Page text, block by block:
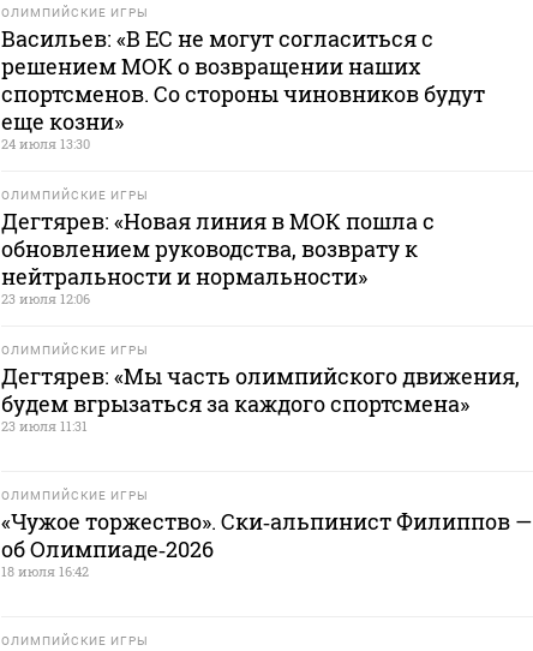
ОЛИМПИЙСКИЕ ИГРЫ
Васильев: «В ЕС не могут согласиться с
решением МОК о возвращении наших
спортсменов. Со стороны чиновников будут
еще козни»
24 июля 13:30
ОЛИМПИЙСКИЕ ИГРЫ
Дегтярев: «Новая линия в МОК пошла с
обновлением руководства, возврату к
нейтральности и нормальности»
23 июля 12:06
ОЛИМПИЙСКИЕ ИГРЫ
Дегтярев: «Мы часть олимпийского движения,
будем вгрызаться за каждого спортсмена»
23 июля 11:31
ОЛИМПИЙСКИЕ ИГРЫ
«Чужое торжество». Ски‑альпинист Филиппов —
об Олимпиаде‑2026
18 июля 16:42
ОЛИМПИЙСКИЕ ИГРЫ